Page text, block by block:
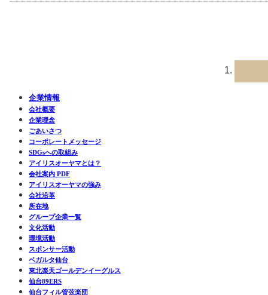
企業情報
会社概要
企業理念
ごあいさつ
コーポレートメッセージ
SDGsへの取組み
アイリスオーヤマとは？
会社案内 PDF
アイリスオーヤマの強み
会社沿革
所在地
グループ企業一覧
文化活動
環境活動
スポンサー活動
ベガルタ仙台
東北楽天ゴールデンイーグルス
仙台89ERS
仙台フィル管弦楽団